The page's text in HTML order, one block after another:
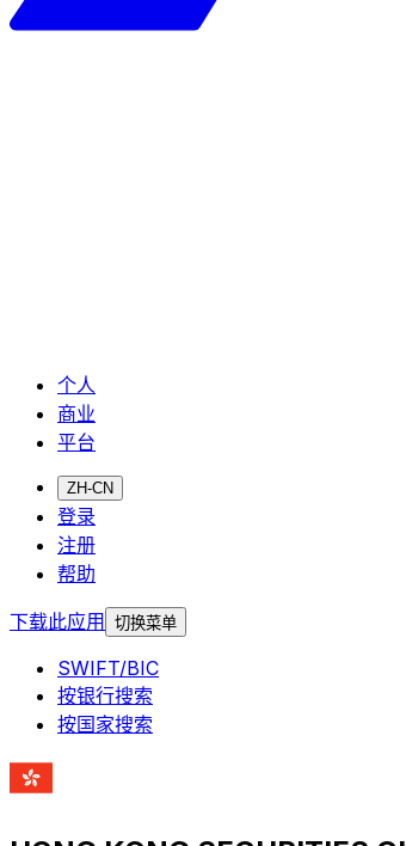
个人
商业
平台
ZH-CN
登录
注册
帮助
下载此应用 切换菜单
SWIFT/BIC
按银行搜索
按国家搜索